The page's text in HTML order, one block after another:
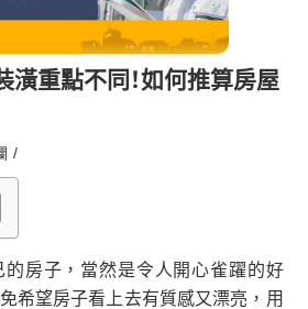
潢重點不同！如何推算房屋
/
房子，當然是令人開心雀躍的好
希望房子看上去有質感又漂亮，用